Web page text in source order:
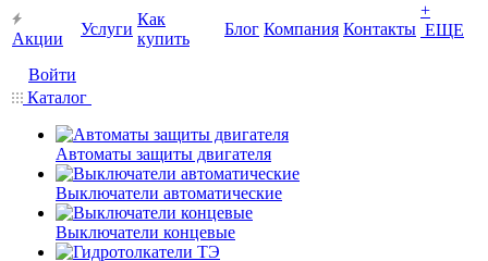
Акции
Услуги
Как
купить
Блог Компания Контакты
+
ЕЩЕ
Войти
Каталог
Автоматы защиты двигателя
Выключатели автоматические
Выключатели концевые